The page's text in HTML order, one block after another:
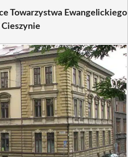
Towarzystwa Ewangelickiego